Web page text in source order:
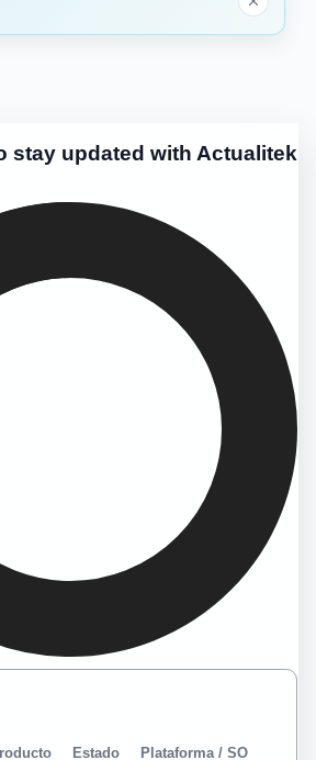
stay updated with Actualitek
Estado Plataforma / SO